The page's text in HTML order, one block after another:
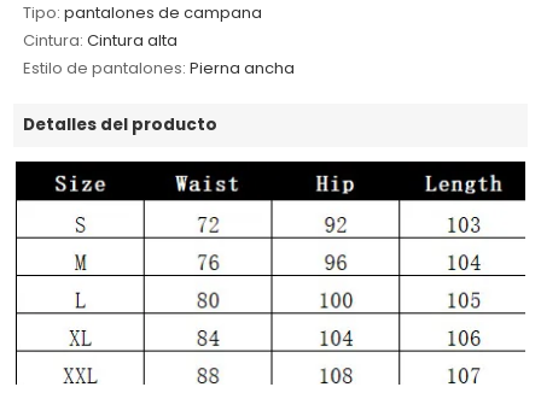
Tipo: pantalones de campana
Cintura: Cintura alta
Estilo de pantalones: Pierna ancha
Detalles del producto